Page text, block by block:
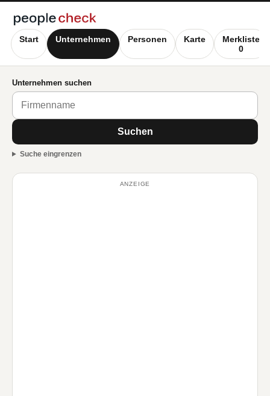
Start Unternehmen Personen Karte
Merkliste
0
Unternehmen suchen
Suchen
Suche eingrenzen
ANZEIGE